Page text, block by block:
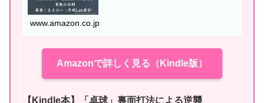
www.amazon.co.jp
Amazonで詳しく見る（Kindle版）
【Kindle本】「卓球」裏面打法による逆襲